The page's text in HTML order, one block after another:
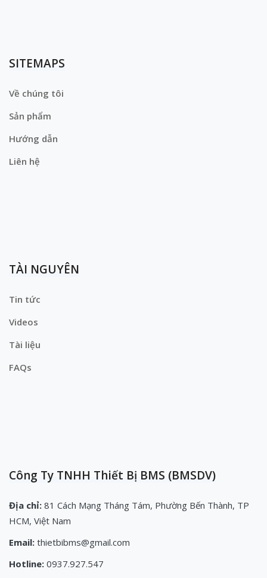
SITEMAPS
Về chúng tôi
Sản phẩm
Hướng dẫn
Liên hệ
TÀI NGUYÊN
Tin tức
Videos
Tài liệu
FAQs
Công Ty TNHH Thiết Bị BMS (BMSDV)
Địa chỉ: 81 Cách Mạng Tháng Tám, Phường Bến Thành, TP
HCM, Việt Nam
Email: thietbibms@gmail.com
Hotline: 0937.927.547